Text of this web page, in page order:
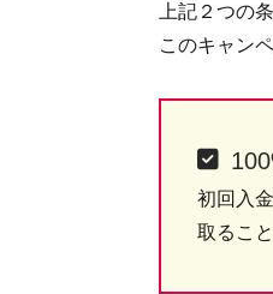
上記２つの
このキャン
初回入
取るこ